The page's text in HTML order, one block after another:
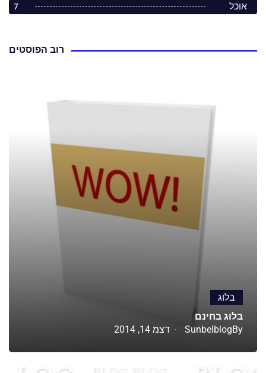
אוכל 7
רוב הפוסטים
בלוג
בלוג בחינם
By
Sunbelblog דצמ 14, 2014